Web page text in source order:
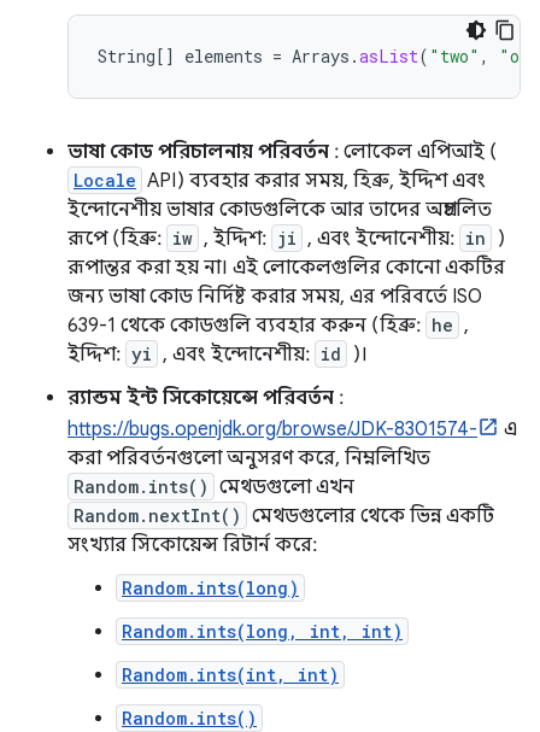
String[] elements = Arrays .asList( "two" ,
ভাষা কোড পরিচালনায় পরিবর্তন : লোকেল এপিআই (
Locale API) ব্যবহার করার সময়, হিব্রু, ইদ্দিশ এবং
ইন্দোনেশীয় ভাষার কোডগুলিকে আর তাদের অপ্রচলিত
রূপে (হিব্রু: iw , ইদ্দিশ: ji , এবং ইন্দোনেশীয়: in
)
রূপান্তর করা হয় না। এই লোকেলগুলির কোনো একটির
জন্য ভাষা কোড নির্দিষ্ট করার সময়, এর পরিবর্তে ISO
639-1 থেকে কোডগুলি ব্যবহার করুন (হিব্রু: he ,
ইদ্দিশ: yi , এবং ইন্দোনেশীয়: id
)।
র‍্যান্ডম ইন্ট সিকোয়েন্সে পরিবর্তন :
https://bugs.openjdk.org/browse/JDK-8301574-
এ
করা পরিবর্তনগুলো অনুসরণ করে, নিম্নলিখিত
Random.ints() মেথডগুলো এখন
Random.nextInt() মেথডগুলোর থেকে ভিন্ন একটি
সংখ্যার সিকোয়েন্স রিটার্ন করে:
Random.ints(long)
Random.ints(long, int, int)
Random.ints(int, int)
Random.ints()